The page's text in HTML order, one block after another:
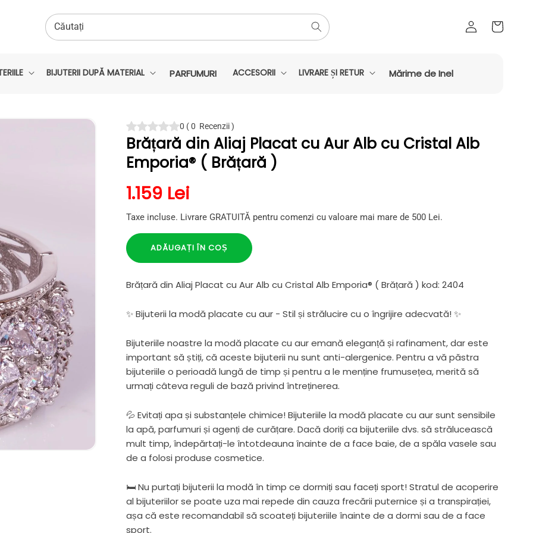
Conectați-
Coș
Căutați
BIJUTERII DUPĂ MATERIAL PARFUMURI ACCESORII LIVRARE ȘI RETUR Mărime de Inel
0 ( 0 Recenzii )
Brățară din Aliaj Placat cu Aur Alb cu Cristal Alb
Emporia® ( Brățară )
Preț obișnuit
1.159 Lei
Taxe incluse. Livrare GRATUITĂ pentru comenzi cu valoare mai mare de 500 Lei.
ADĂUGAȚI ÎN COȘ
Brățară din Aliaj Placat cu Aur Alb cu Cristal Alb Emporia® ( Brățară ) kod: 2404
✨ Bijuterii la modă placate cu aur - Stil și strălucire cu o îngrijire adecvată! ✨
Bijuteriile noastre la modă placate cu aur emană eleganță și rafinament, dar este
important să știți, că aceste bijuterii nu sunt anti-alergenice. Pentru a vă păstra
bijuteriile o perioadă lungă de timp și pentru a le menține frumusețea, merită să
urmați câteva reguli de bază privind întreținerea.
💦 Evitați apa și substanțele chimice! Bijuteriile la modă placate cu aur sunt sensibile
la apă, parfumuri și agenți de curățare. Dacă doriți ca bijuteriile dvs. să strălucească
mult timp, îndepărtați-le întotdeauna înainte de a face baie, de a spăla vasele sau
de a folosi produse cosmetice.
🛏 Nu purtați bijuterii la modă în timp ce dormiți sau faceți sport! Stratul de acoperire
al bijuteriilor se poate uza mai repede din cauza frecării puternice și a transpirației,
așa că este recomandabil să scoateți bijuteriile înainte de a dormi sau de a face
sport.